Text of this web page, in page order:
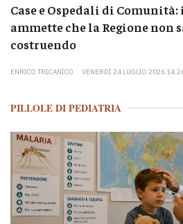
Case e Ospedali di
ammette che la Regione non
costruendo
ENRICO TRICANICO VENERDÌ 24 LUGLIO 2026
PILLOLE DI PEDIATRIA